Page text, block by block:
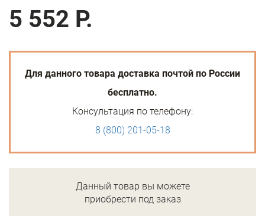
5 552 Р.
Для данного товара доставка почтой по России
бесплатно.
Консультация по телефону:
8 (800) 201-05-18
Данный товар вы можете
приобрести под заказ